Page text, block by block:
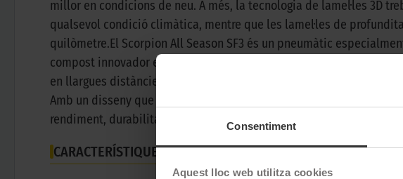
Consentiment
Aquest lloc web utilitza cookies
millor en condicions de neu. A més, la tecnologia de lamel·les 3D
qualsevol condició climàtica, mentre que les lamel·les de
quilòmetre.El Scorpion All Season SF3 és un pneumàtic
compost innovador està dissenyat per oferir un nivell superior
en llargues distàncies. En carreteres urbanes, condicions
Amb un disseny que combina tecnologia avançada i adaptabilitat,
rendiment, durabilitat i confort en cada ruta.
CARACTERÍSTIQUES TÈCNIQUES